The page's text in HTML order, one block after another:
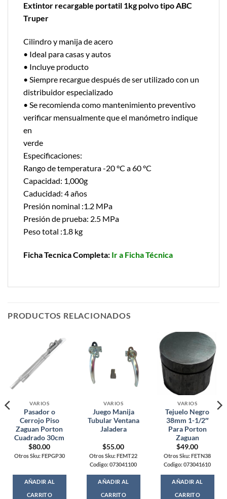
Extintor recargable portatil 1kg polvo tipo ABC
Truper
Cilindro y manija de acero
• Ideal para casas y autos
• Incluye producto
• Siempre recargue después de ser utilizado con un
distribuidor especializado
• Se recomienda como mantenimiento preventivo
verificar mensualmente que el manómetro indique
en
verde
Especificaciones:
Rango de temperatura -20 °C a 60 °C
Capacidad: 1,000g
Caducidad: 4 años
Presión nominal :1.2 MPa
Presión de prueba: 2.5 MPa
Peso total :1.8 kg
Ficha Tecnica Completa: Ir a Ficha Técnica
PRODUCTOS RELACIONADOS
VARIOS
Pasador o
Cerrojo Piso
Zaguan Porton
Cuadrado 30cm
$80.00
Otros Sku: FEPGP30
AÑADIR AL
CARRITO
VARIOS
Juego Manija
Tubular Ventana
Jaladera
$55.00
Otros Sku: FEMT22
Codigo: 073041100
AÑADIR AL
CARRITO
VARIOS
Tejuelo Negro
38mm 1-1/2″
Para Porton
Zaguan
$49.00
Otros Sku: FETN38
Codigo: 073041610
AÑADIR AL
CARRITO